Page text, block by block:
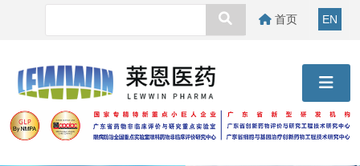
首页 EN